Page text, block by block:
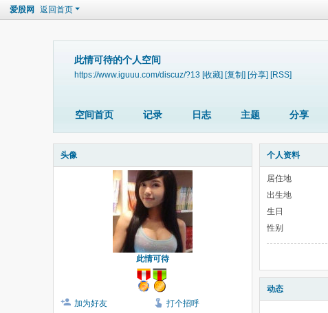
爱股网 返回首页
此情可待的个人空间
https://www.iguuu.com/discuz/?13 [收藏] [复制] [分享] [RSS]
空间首页 记录 日志 主题 分享
头像
此情可待
加为好友
打个招呼
个人资料
居住地
出生地
生日
性别
动态